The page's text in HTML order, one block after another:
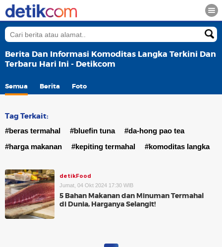
Berita Dan Informasi Komoditas Langka Terkini Dan
Terbaru Hari Ini - Detikcom
Semua Berita Foto
Tag Terkait:
#beras termahal #bluefin tuna
#da-hong pao tea
#harga makanan
#kepiting termahal #komoditas langka
detikFood
Jumat, 04 Okt 2024 17:30 WIB
5 Bahan Makanan dan Minuman Termahal
di Dunia, Harganya Selangit!